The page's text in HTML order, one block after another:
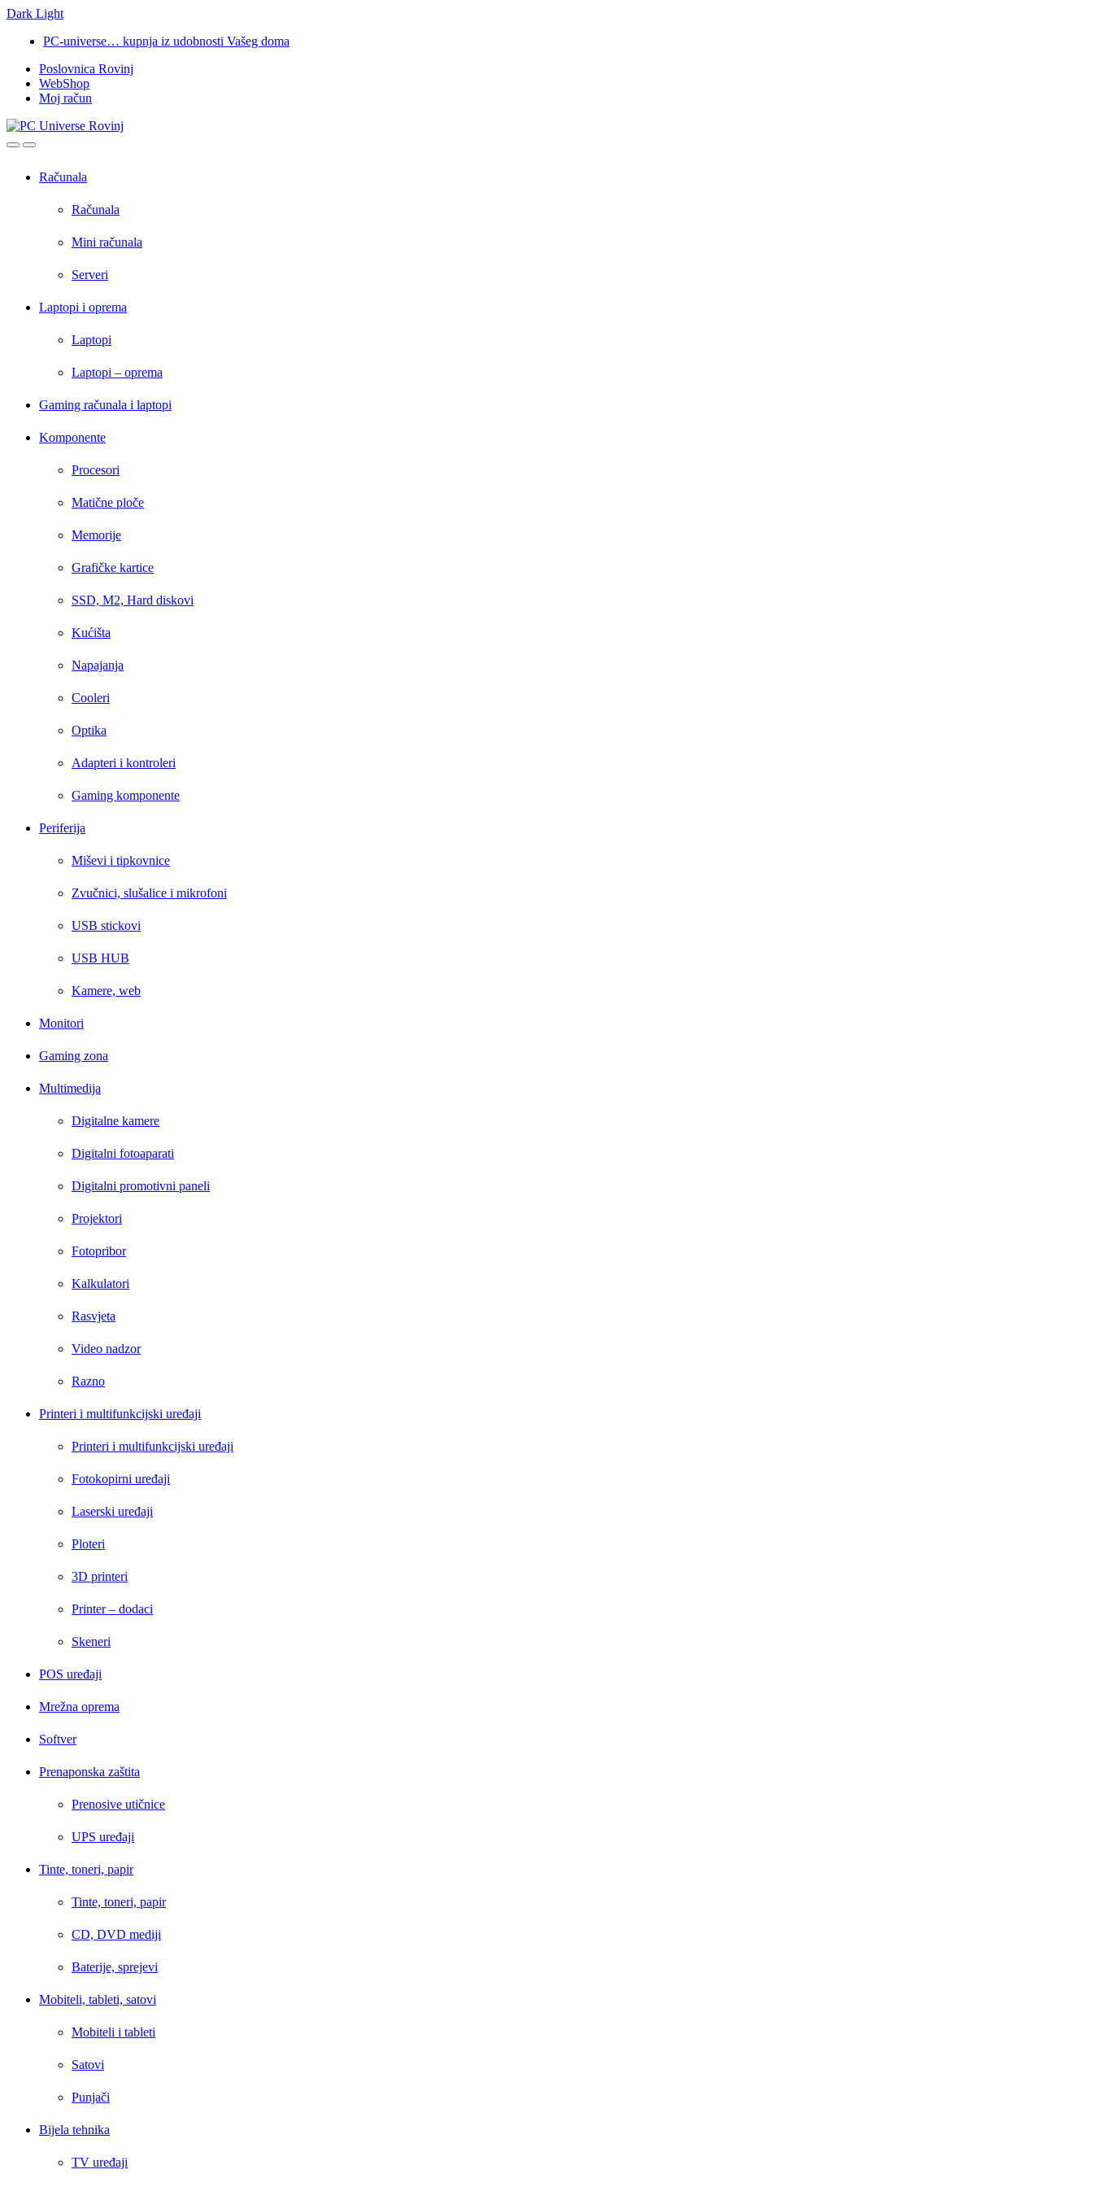
Dark Light
navigation
content
PC-universe… kupnja iz udobnosti Vašeg doma
Poslovnica Rovinj
WebShop
Moj račun
OpenClose
Računala
Računala
Mini računala
Serveri
Laptopi i oprema
Laptopi
Laptopi – oprema
Gaming računala i laptopi
Komponente
Procesori
Matične ploče
Memorije
Grafičke kartice
SSD, M2, Hard diskovi
Kućišta
Napajanja
Cooleri
Optika
Adapteri i kontroleri
Gaming komponente
Periferija
Miševi i tipkovnice
Zvučnici, slušalice i mikrofoni
USB stickovi
USB HUB
Kamere, web
Monitori
Gaming zona
Multimedija
Digitalne kamere
Digitalni fotoaparati
Digitalni promotivni paneli
Projektori
Fotopribor
Kalkulatori
Rasvjeta
Video nadzor
Razno
Printeri i multifunkcijski uređaji
Printeri i multifunkcijski uređaji
Fotokopirni uređaji
Laserski uređaji
Ploteri
3D printeri
Printer – dodaci
Skeneri
POS uređaji
Mrežna oprema
Softver
Prenaponska zaštita
Prenosive utičnice
UPS uređaji
Tinte, toneri, papir
Tinte, toneri, papir
CD, DVD mediji
Baterije, sprejevi
Mobiteli, tableti, satovi
Mobiteli i tableti
Satovi
Punjači
Bijela tehnika
TV uređaji